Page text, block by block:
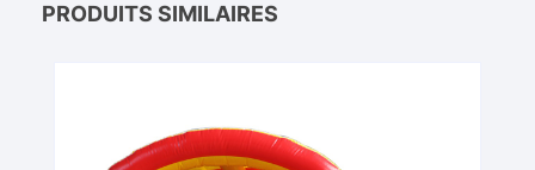
PRODUITS SIMILAIRES